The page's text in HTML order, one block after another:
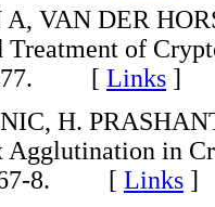
A, VAN DER
Treatment of
[ Links ]
H.
Agglutination in
8. [ Links ]